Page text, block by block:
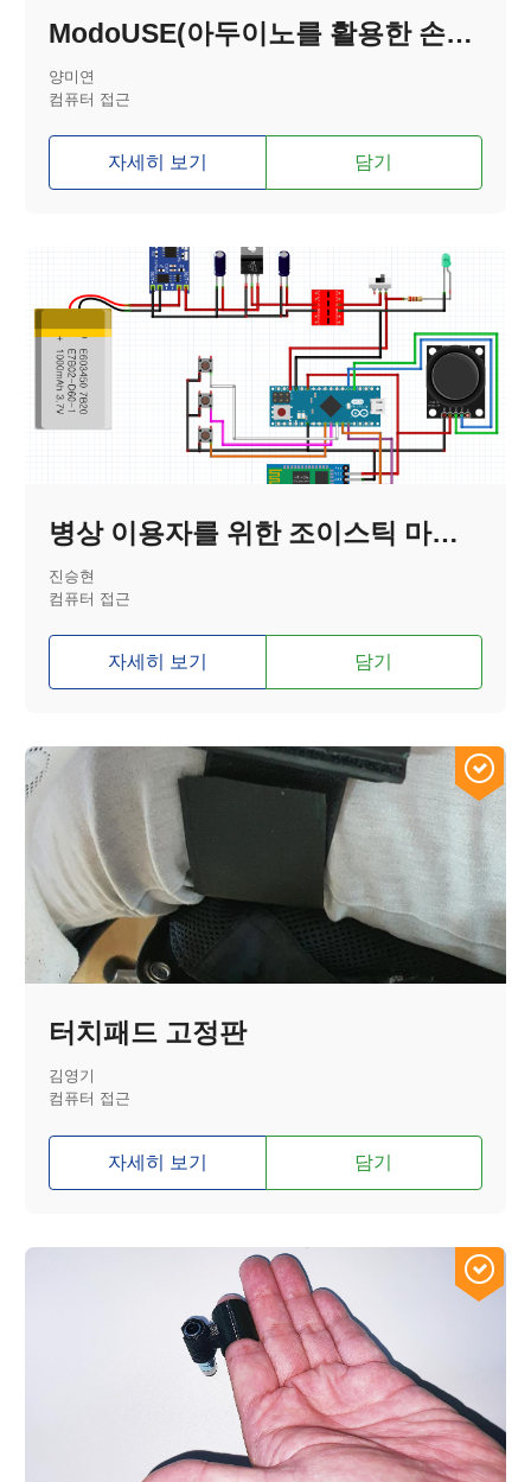
ModoUSE(아두이노를 활용한 손목 마우스)
양미연
컴퓨터 접근
자세히 보기 담기
병상 이용자를 위한 조이스틱 마우스
진승현
컴퓨터 접근
자세히 보기 담기
터치패드 고정판
김영기
컴퓨터 접근
자세히 보기 담기